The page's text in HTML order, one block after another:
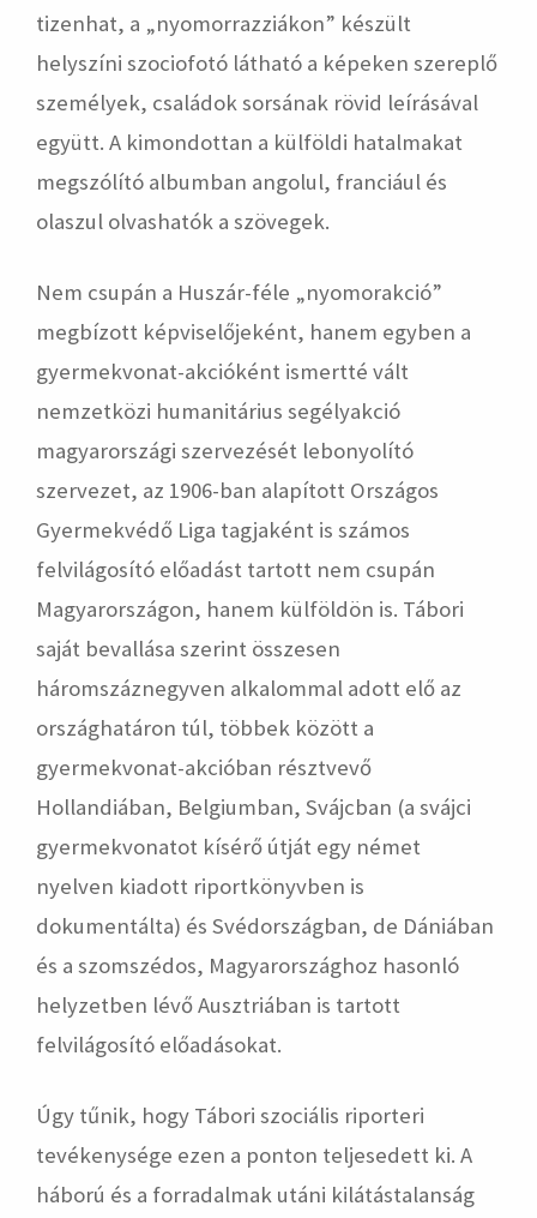
tizenhat, a „nyomorrazziákon” készült
helyszíni szociofotó látható a képeken szereplő
személyek, családok sorsának rövid leírásával
együtt. A kimondottan a külföldi hatalmakat
megszólító albumban angolul, franciául és
olaszul olvashatók a szövegek.
Nem csupán a Huszár-féle „nyomorakció”
megbízott képviselőjeként, hanem egyben a
gyermekvonat-akcióként ismertté vált
nemzetközi humanitárius segélyakció
magyarországi szervezését lebonyolító
szervezet, az 1906-ban alapított Országos
Gyermekvédő Liga tagjaként is számos
felvilágosító előadást tartott nem csupán
Magyarországon, hanem külföldön is. Tábori
saját bevallása szerint összesen
háromszáznegyven alkalommal adott elő az
országhatáron túl, többek között a
gyermekvonat-akcióban résztvevő
Hollandiában, Belgiumban, Svájcban (a svájci
gyermekvonatot kísérő útját egy német
nyelven kiadott riportkönyvben is
dokumentálta) és Svédországban, de Dániában
és a szomszédos, Magyarországhoz hasonló
helyzetben lévő Ausztriában is tartott
felvilágosító előadásokat.
Úgy tűnik, hogy Tábori szociális riporteri
tevékenysége ezen a ponton teljesedett ki. A
háború és a forradalmak utáni kilátástalanság